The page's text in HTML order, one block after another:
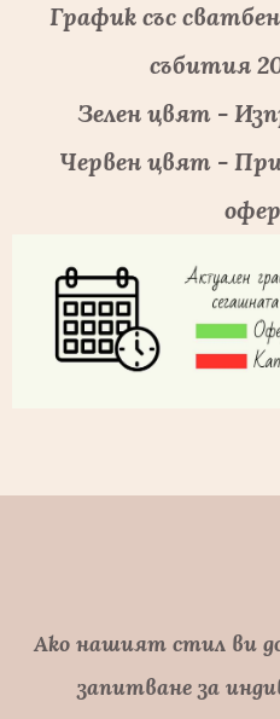
График със
събития
Зелен цвят -
Червен цвят -
Ако нашият стил ви
запитване за